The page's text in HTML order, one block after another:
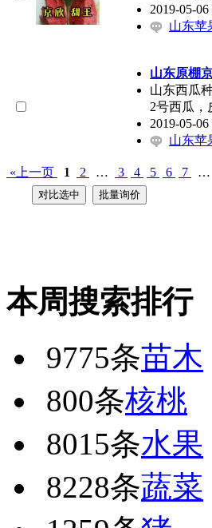
2019-05-06
山东苹
山东原棚
山东西瓜
2号西瓜，
2019-05-06
山东苹
«上一页 1 2 … 3 4 5 6 7 …
本周搜索排行
9775条苗木
800条核桃
8015条水果
8228条蔬菜